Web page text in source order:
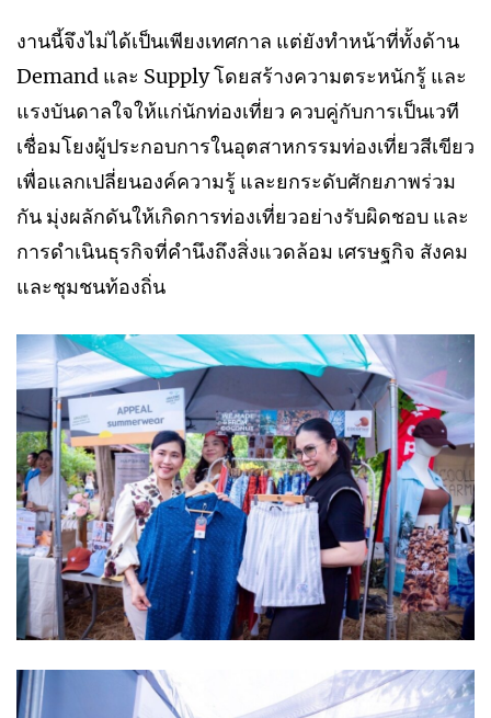
งานนี้จึงไม่ได้เป็นเพียงเทศกาล แต่ยังทำหน้าที่ทั้งด้าน
Demand และ Supply โดยสร้างความตระหนักรู้ และ
แรงบันดาลใจให้แก่นักท่องเที่ยว ควบคู่กับการเป็นเวที
เชื่อมโยงผู้ประกอบการในอุตสาหกรรมท่องเที่ยวสีเขียว
เพื่อแลกเปลี่ยนองค์ความรู้ และยกระดับศักยภาพร่วม
กัน มุ่งผลักดันให้เกิดการท่องเที่ยวอย่างรับผิดชอบ และ
การดำเนินธุรกิจที่คำนึงถึงสิ่งแวดล้อม เศรษฐกิจ สังคม
และชุมชนท้องถิ่น